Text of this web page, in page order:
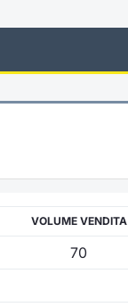
VOLUME VENDITA
70